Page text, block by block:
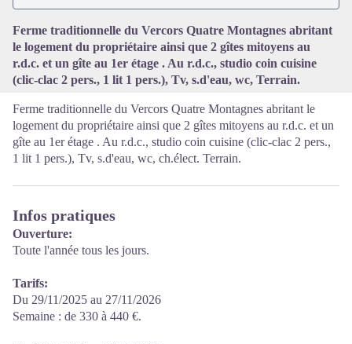
Ferme traditionnelle du Vercors Quatre Montagnes abritant
le logement du propriétaire ainsi que 2 gîtes mitoyens au
r.d.c. et un gîte au 1er étage . Au r.d.c., studio coin cuisine
(clic-clac 2 pers., 1 lit 1 pers.), Tv, s.d'eau, wc, Terrain.
Ferme traditionnelle du Vercors Quatre Montagnes abritant le
logement du propriétaire ainsi que 2 gîtes mitoyens au r.d.c. et un
gîte au 1er étage . Au r.d.c., studio coin cuisine (clic-clac 2 pers.,
1 lit 1 pers.), Tv, s.d'eau, wc, ch.élect. Terrain.
Infos pratiques
Ouverture:
Toute l'année tous les jours.
Tarifs:
Du 29/11/2025 au 27/11/2026
Semaine : de 330 à 440 €.